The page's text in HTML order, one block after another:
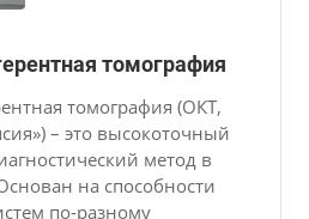
томография
томография (ОКТ,
– это высокоточный
метод в
на способности
по-разному